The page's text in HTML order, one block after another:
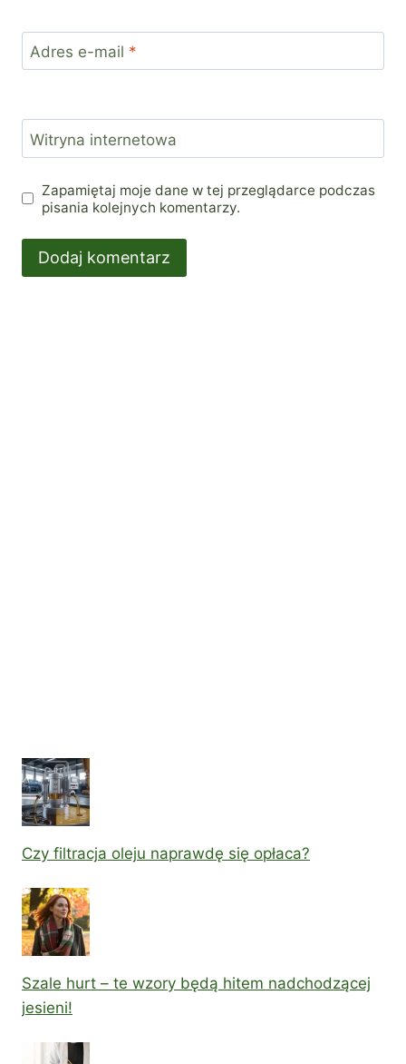
Adres e-mail *
Witryna internetowa
Zapamiętaj moje dane w tej przeglądarce podczas
pisania kolejnych komentarzy.
Czy filtracja oleju naprawdę się opłaca?
Szale hurt – te wzory będą hitem nadchodzącej
jesieni!